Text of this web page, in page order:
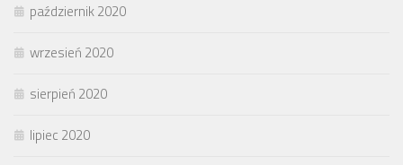
październik 2020
wrzesień 2020
sierpień 2020
lipiec 2020